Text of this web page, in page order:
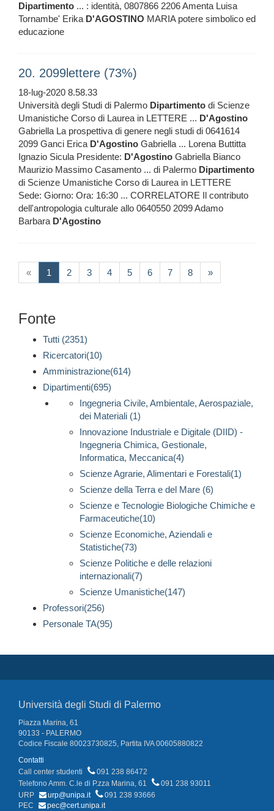
Dipartimento ... : identità, 0807866 2206 Amenta Luisa
Tornambe' Erika D'AGOSTINO MARIA potere simbolico ed
educazione
20. 2099lettere (73%)
18-lug-2020 8.58.33
Università degli Studi di Palermo Dipartimento di Scienze
Umanistiche Corso di Laurea in LETTERE ... D'Agostino
Gabriella La prospettiva di genere negli studi di 0641614
2099 Ganci Erica D'Agostino Gabriella ... Lorena Buttitta
Ignazio Sicula Presidente: D'Agostino Gabriella Bianco
Maurizio Massimo Casamento ... di Palermo Dipartimento
di Scienze Umanistiche Corso di Laurea in LETTERE
Sede: Giorno: Ora: 16:30 ... CORRELATORE Il contributo
dell'antropologia culturale allo 0640550 2099 Adamo
Barbara D'Agostino
« 1 (current)
2 3 4 5 6 7 8 »
Fonte
Tutti (2351)
Ricercatori(10)
Amministrazione(614)
Dipartimenti(695)
Ingegneria Civile, Ambientale, Aerospaziale,
dei Materiali (1)
Innovazione Industriale e Digitale (DIID) -
Ingegneria Chimica, Gestionale,
Informatica, Meccanica(4)
Scienze Agrarie, Alimentari e Forestali(1)
Scienze della Terra e del Mare (6)
Scienze e Tecnologie Biologiche Chimiche e
Farmaceutiche(10)
Scienze Economiche, Aziendali e
Statistiche(73)
Scienze Politiche e delle relazioni
internazionali(7)
Scienze Umanistiche(147)
Professori(256)
Personale TA(95)
Università degli Studi di Palermo
Piazza Marina, 61
90133 - PALERMO
Codice Fiscale 80023730825, Partita IVA 00605880822
Contatti
Call center studenti
091 238 86472
Telefono Amm. C.le di P.zza Marina, 61
091 238 93011
URP
urp@unipa.it
091 238 93666
PEC
pec@cert.unipa.it